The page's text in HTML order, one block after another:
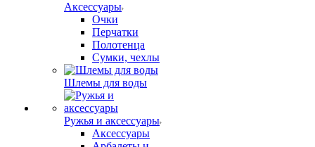
Аксессуары
Очки
Перчатки
Полотенца
Сумки, чехлы
Шлемы для воды
Ружья и аксессуары
Аксессуары